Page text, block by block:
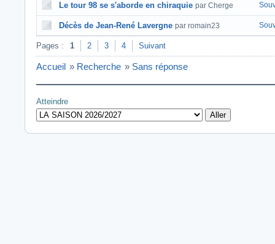
Le tour 98 se s'aborde en chiraquie par Cherge
Décès de Jean-René Lavergne par romain23
Pages : 1 2 3 4 Suivant
Accueil » Recherche » Sans réponse
Atteindre